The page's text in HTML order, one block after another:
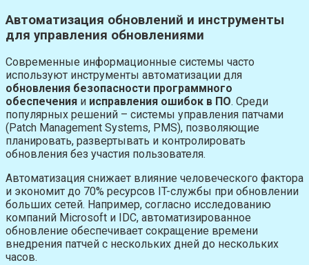
Автоматизация обновлений и инструменты
для управления обновлениями
Современные информационные системы часто
используют инструменты автоматизации для
обновления безопасности программного
обеспечения и исправления ошибок в ПО. Среди
популярных решений – системы управления патчами
(Patch Management Systems, PMS), позволяющие
планировать, развертывать и контролировать
обновления без участия пользователя.
Автоматизация снижает влияние человеческого фактора
и экономит до 70% ресурсов IT-службы при обновлении
больших сетей. Например, согласно исследованию
компаний Microsoft и IDC, автоматизированное
обновление обеспечивает сокращение времени
внедрения патчей с нескольких дней до нескольких
часов.